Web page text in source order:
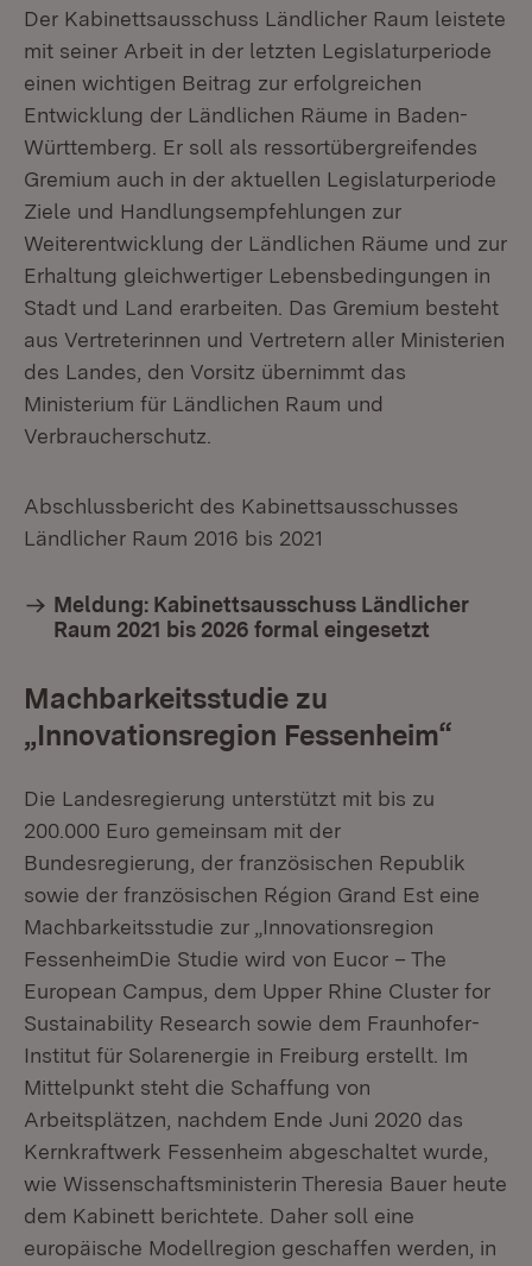
Der Kabinettsausschuss Ländlicher Raum leistete
mit seiner Arbeit in der letzten Legislaturperiode
einen wichtigen Beitrag zur erfolgreichen
Entwicklung der Ländlichen Räume in Baden-
Württemberg. Er soll als ressortübergreifendes
Gremium auch in der aktuellen Legislaturperiode
Ziele und Handlungsempfehlungen zur
Weiterentwicklung der Ländlichen Räume und zur
Erhaltung gleichwertiger Lebensbedingungen in
Stadt und Land erarbeiten. Das Gremium besteht
aus Vertreterinnen und Vertretern aller Ministerien
des Landes, den Vorsitz übernimmt das
Ministerium für Ländlichen Raum und
Verbraucherschutz.
Abschlussbericht des Kabinettsausschusses
Ländlicher Raum 2016 bis 2021
Meldung: Kabinettsausschuss Ländlicher
Raum 2021 bis 2026 formal eingesetzt
Machbarkeitsstudie zu
„Innovationsregion Fessenheim“
Die Landesregierung unterstützt mit bis zu
200.000 Euro gemeinsam mit der
Bundesregierung, der französischen Republik
sowie der französischen Région Grand Est eine
Machbarkeitsstudie zur „Innovationsregion
FessenheimDie Studie wird von Eucor – The
European Campus, dem Upper Rhine Cluster for
Sustainability Research sowie dem Fraunhofer-
Institut für Solarenergie in Freiburg erstellt. Im
Mittelpunkt steht die Schaffung von
Arbeitsplätzen, nachdem Ende Juni 2020 das
Kernkraftwerk Fessenheim abgeschaltet wurde,
wie Wissenschaftsministerin Theresia Bauer heute
dem Kabinett berichtete. Daher soll eine
europäische Modellregion geschaffen werden, in